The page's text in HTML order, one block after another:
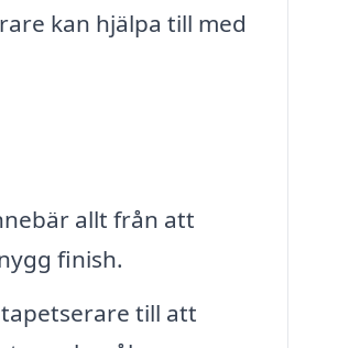
kan hjälpa till med
allt från att
finish.
till att